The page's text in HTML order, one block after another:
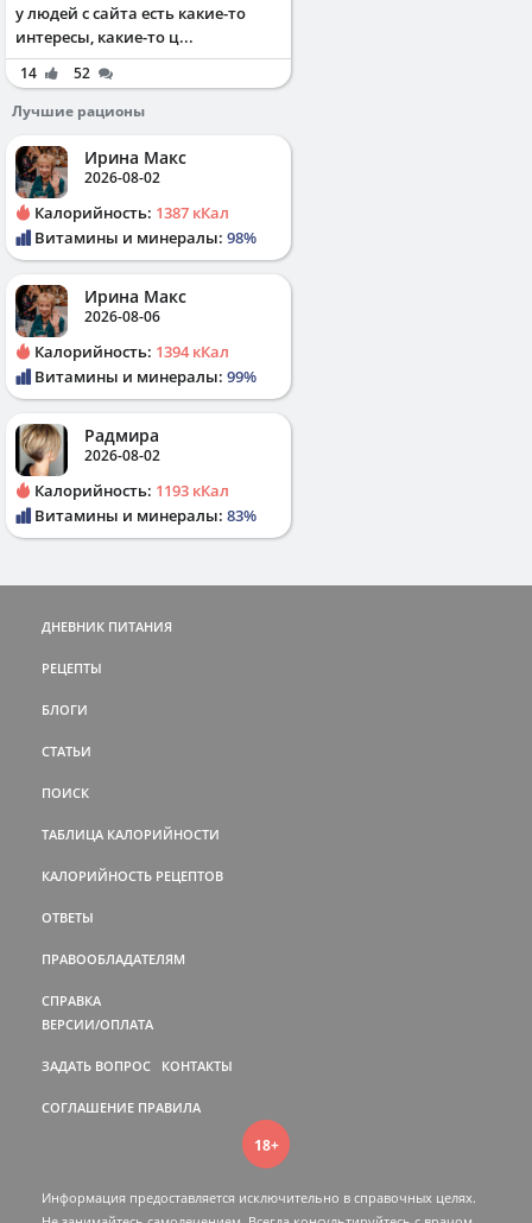
у людей с сайта есть какие-то
интересы, какие-то ц...
14
52
Лучшие рационы
Ирина Макс
2026-08-02
Калорийность: 1387 кКал
Витамины и минералы: 98%
Ирина Макс
2026-08-06
Калорийность: 1394 кКал
Витамины и минералы: 99%
Радмира
2026-08-02
Калорийность: 1193 кКал
Витамины и минералы: 83%
ДНЕВНИК ПИТАНИЯ
РЕЦЕПТЫ
БЛОГИ
СТАТЬИ
ПОИСК
ТАБЛИЦА КАЛОРИЙНОСТИ
КАЛОРИЙНОСТЬ РЕЦЕПТОВ
ОТВЕТЫ
ПРАВООБЛАДАТЕЛЯМ
СПРАВКА
ВЕРСИИ/ОПЛАТА
ЗАДАТЬ ВОПРОС КОНТАКТЫ
СОГЛАШЕНИЕ ПРАВИЛА
18+
Информация предоставляется исключительно в справочных целях.